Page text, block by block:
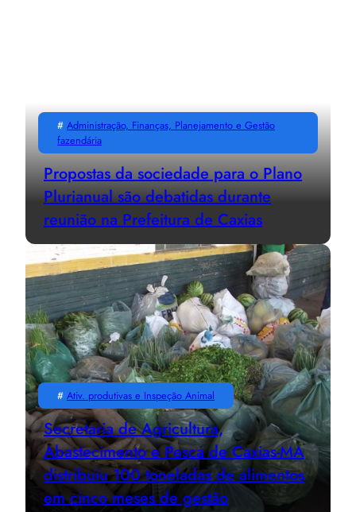
# Administração, Finanças, Planejamento e Gestão
fazendária
Propostas da sociedade para o Plano
Plurianual são debatidas durante
reunião na Prefeitura de Caxias
# Ativ. produtivas e Inspeção Animal
Secretaria de Agricultura,
Abastecimento e Pesca de Caxias-MA
distribuiu 100 toneladas de alimentos
em cinco meses de gestão